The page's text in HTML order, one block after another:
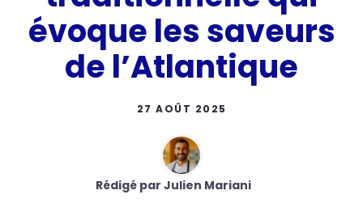
évoque les saveurs
de l’Atlantique
27 AOÛT 2025
Rédigé par Julien Mariani